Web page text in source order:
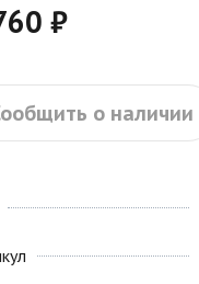
₽
о наличии